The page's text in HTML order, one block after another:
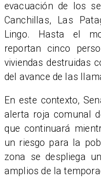
evacuación de los
Canchillas, Las
Lingo. Hasta el
reportan cinco
viviendas destruidas
del avance de las
En este contexto,
alerta roja comunal
que continuará
un riesgo para la
zona se despliega
amplios de la